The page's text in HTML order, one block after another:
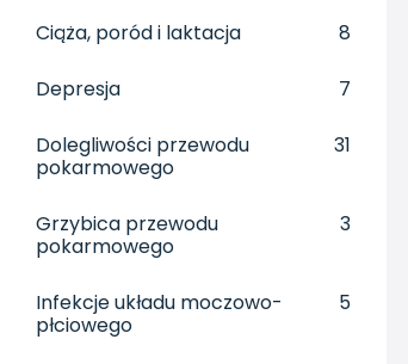
Ciąża, poród i laktacja 8
Depresja 7
Dolegliwości przewodu
pokarmowego
31
Grzybica przewodu
pokarmowego
3
Infekcje układu moczowo-
płciowego
5